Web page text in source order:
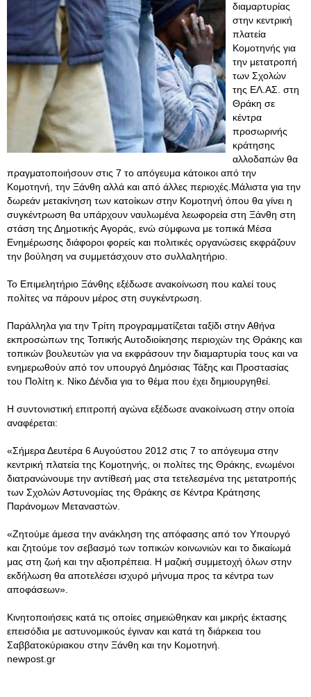
διαμαρτυρίας
στην κεντρική
πλατεία
Κομοτηνής για
την μετατροπή
των Σχολών
της ΕΛ.ΑΣ. στη
Θράκη σε
κέντρα
προσωρινής
κράτησης
αλλοδαπών θα
πραγματοποιήσουν στις 7 το απόγευμα κάτοικοι από την
Κομοτηνή, την Ξάνθη αλλά και από άλλες περιοχές.Μάλιστα για την
δωρεάν μετακίνηση των κατοίκων στην Κομοτηνή όπου θα γίνει η
συγκέντρωση θα υπάρχουν ναυλωμένα λεωφορεία στη Ξάνθη στη
στάση της Δημοτικής Αγοράς, ενώ σύμφωνα με τοπικά Μέσα
Ενημέρωσης διάφοροι φορείς και πολιτικές οργανώσεις εκφράζουν
την βούληση να συμμετάσχουν στο συλλαλητήριο.
Το Επιμελητήριο Ξάνθης εξέδωσε ανακοίνωση που καλεί τους
πολίτες να πάρουν μέρος στη συγκέντρωση.
Παράλληλα για την Τρίτη προγραμματίζεται ταξίδι στην Αθήνα
εκπροσώπων της Τοπικής Αυτοδιοίκησης περιοχών της Θράκης και
τοπικών βουλευτών για να εκφράσουν την διαμαρτυρία τους και να
ενημερωθούν από τον υπουργό Δημόσιας Τάξης και Προστασίας
του Πολίτη κ. Νίκο Δένδια για το θέμα που έχει δημιουργηθεί.
Η συντονιστική επιτροπή αγώνα εξέδωσε ανακοίνωση στην οποία
αναφέρεται:
«Σήμερα Δευτέρα 6 Αυγούστου 2012 στις 7 το απόγευμα στην
κεντρική πλατεία της Κομοτηνής, οι πολίτες της Θράκης, ενωμένοι
διατρανώνουμε την αντίθεσή μας στα τετελεσμένα της μετατροπής
των Σχολών Αστυνομίας της Θράκης σε Κέντρα Κράτησης
Παράνομων Μεταναστών.
«Ζητούμε άμεσα την ανάκληση της απόφασης από τον Υπουργό
και ζητούμε τον σεβασμό των τοπικών κοινωνιών και το δικαίωμά
μας στη ζωή και την αξιοπρέπεια. Η μαζική συμμετοχή όλων στην
εκδήλωση θα αποτελέσει ισχυρό μήνυμα προς τα κέντρα των
αποφάσεων».
Κινητοποιήσεις κατά τις οποίες σημειώθηκαν και μικρής έκτασης
επεισόδια με αστυνομικούς έγιναν και κατά τη διάρκεια του
Σαββατοκύριακου στην Ξάνθη και την Κομοτηνή.
newpost.gr